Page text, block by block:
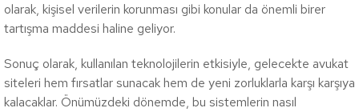
olarak, kişisel verilerin korunması gibi konular da önemli birer
tartışma maddesi haline geliyor.
Sonuç olarak, kullanılan teknolojilerin etkisiyle, gelecekte avukat
siteleri hem fırsatlar sunacak hem de yeni zorluklarla karşı karşıya
kalacaklar. Önümüzdeki dönemde, bu sistemlerin nasıl